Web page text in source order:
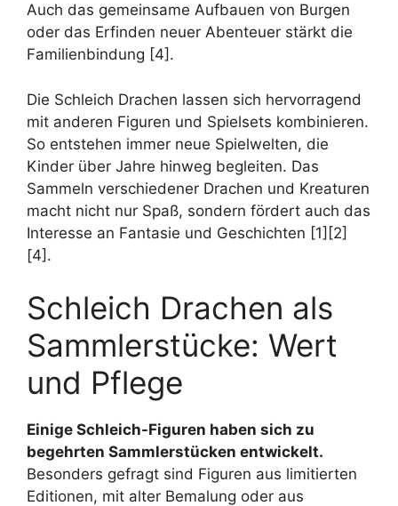
Auch das gemeinsame Aufbauen von Burgen
oder das Erfinden neuer Abenteuer stärkt die
Familienbindung [4].
Die Schleich Drachen lassen sich hervorragend
mit anderen Figuren und Spielsets kombinieren.
So entstehen immer neue Spielwelten, die
Kinder über Jahre hinweg begleiten. Das
Sammeln verschiedener Drachen und Kreaturen
macht nicht nur Spaß, sondern fördert auch das
Interesse an Fantasie und Geschichten [1][2]
[4].
Schleich Drachen als
Sammlerstücke: Wert
und Pflege
Einige Schleich-Figuren haben sich zu
begehrten Sammlerstücken entwickelt.
Besonders gefragt sind Figuren aus limitierten
Editionen, mit alter Bemalung oder aus